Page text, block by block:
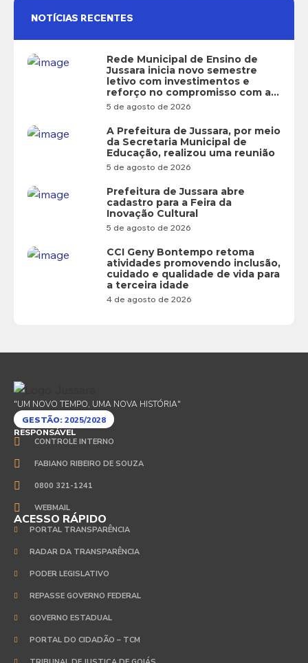
NOTÍCIAS RECENTES
Rede Municipal de Ensino de
Jussara inicia novo semestre
letivo com investimentos e
reforço no compromisso com a
educação
5 de agosto de 2026
A Prefeitura de Jussara, por meio
da Secretaria Municipal de
Educação, realizou uma reunião
5 de agosto de 2026
Prefeitura de Jussara abre
cadastro para a Feira da
Inovação Cultural
5 de agosto de 2026
CCI Geny Bontempo retoma
atividades promovendo inclusão,
cuidado e qualidade de vida para
a terceira idade
4 de agosto de 2026
"UM NOVO TEMPO, UMA NOVA HISTÓRIA"
GESTÃO:2025/2028
RESPONSÁVEL
CONTROLE INTERNO
FABIANO RIBEIRO DE SOUZA
0800 321-1241
WEBMAIL
ACESSO RÁPIDO
PORTAL TRANSPARÊNCIA
RADAR DA TRANSPARÊNCIA
PODER LEGISLATIVO
REPASSE GOVERNO FEDERAL
GOVERNO ESTADUAL
PORTAL DO CIDADÃO – TCM